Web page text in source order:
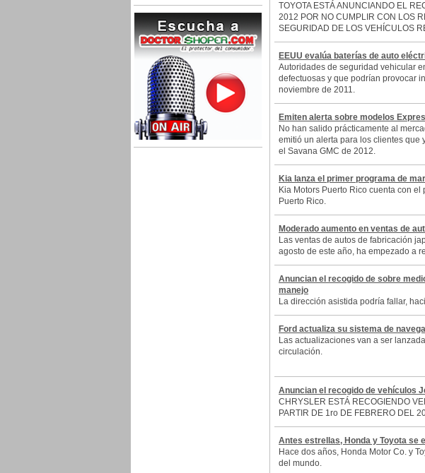
TOYOTA ESTÁ ANUNCIANDO EL
2012 POR NO CUMPLIR CON LOS
SEGURIDAD DE LOS VEHÍCULOS
EEUU evalúa baterías de auto
Autoridades de seguridad vehicular
defectuosas y que podrían provocar
noviembre de 2011.
Emiten alerta sobre modelos
No han salido prácticamente al
emitió un alerta para los clientes que
el Savana GMC de 2012.
Kia lanza el primer programa de
Kia Motors Puerto Rico cuenta con
Puerto Rico.
Moderado aumento en ventas de
Las ventas de autos de fabricación
agosto de este año, ha empezado a
Anuncian el recogido de sobre
manejo
La dirección asistida podría fallar,
Ford actualiza su sistema de
Las actualizaciones van a ser
circulación.
Anuncian el recogido de vehículos
CHRYSLER ESTÁ RECOGIENDO
PARTIR DE 1ro DE FEBRERO DEL
Antes estrellas, Honda y Toyota se
Hace dos años, Honda Motor Co. y
del mundo.